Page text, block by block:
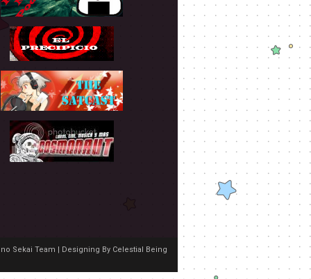
Sekai Team | Designing By Celestial Being